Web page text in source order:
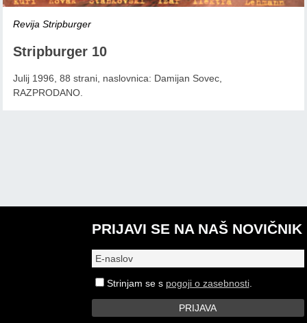
Revija Stripburger
Stripburger 10
Julij 1996, 88 strani, naslovnica: Damijan Sovec,
RAZPRODANO.
PRIJAVI SE NA NAŠ NOVIČNIK
Strinjam se s pogoji o zasebnosti.